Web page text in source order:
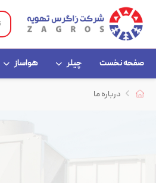
صفحه نخست چیلر هواساز
درباره ما